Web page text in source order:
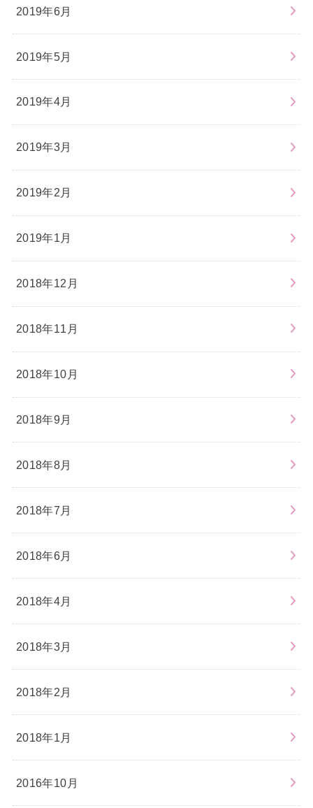
2019年6月
2019年5月
2019年4月
2019年3月
2019年2月
2019年1月
2018年12月
2018年11月
2018年10月
2018年9月
2018年8月
2018年7月
2018年6月
2018年4月
2018年3月
2018年2月
2018年1月
2016年10月